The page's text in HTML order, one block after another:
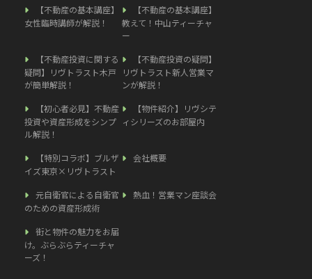
【不動産の基本講座】
女性臨時講師が解説！
【不動産の基本講座】
教えて！中山ティーチャ
ー
【不動産投資に関する
疑問】リヴトラスト木戸
が簡単解説！
【不動産投資の疑問】
リヴトラスト新人営業マ
ンが解説！
【初心者必見】不動産
投資や資産形成をシンプ
ル解説！
【物件紹介】リヴシテ
ィシリーズのお部屋内
【特別コラボ】ブルザ
イズ東京×リヴトラスト
会社概要
元自衛官による自衛官
のための資産形成術
熱血！営業マン座談会
街と物件の魅力をお届
け。ぶらぶらティーチャ
ーズ！